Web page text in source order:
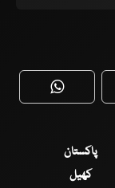
پاکستان
کھیل